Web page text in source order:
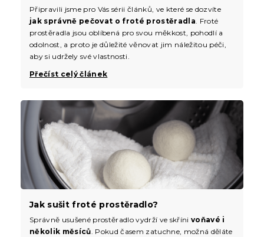
Připravili jsme pro Vás sérii článků, ve které se dozvíte
jak správně pečovat o froté prostěradla . Froté
prostěradla jsou oblíbená pro svou měkkost, pohodlí a
odolnost, a proto je důležité věnovat jim náležitou péči,
aby si udržely své vlastnosti.
Přečíst celý článek
Jak sušit froté prostěradlo?
Správně usušené prostěradlo vydrží ve skříni voňavé i
několik měsíců. Pokud časem zatuchne, možná děláte